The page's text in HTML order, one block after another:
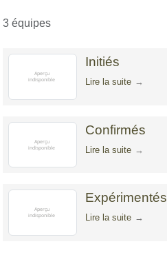
3 équipes
Initiés
Lire la suite
Confirmés
Lire la suite
Expérimentés
Lire la suite